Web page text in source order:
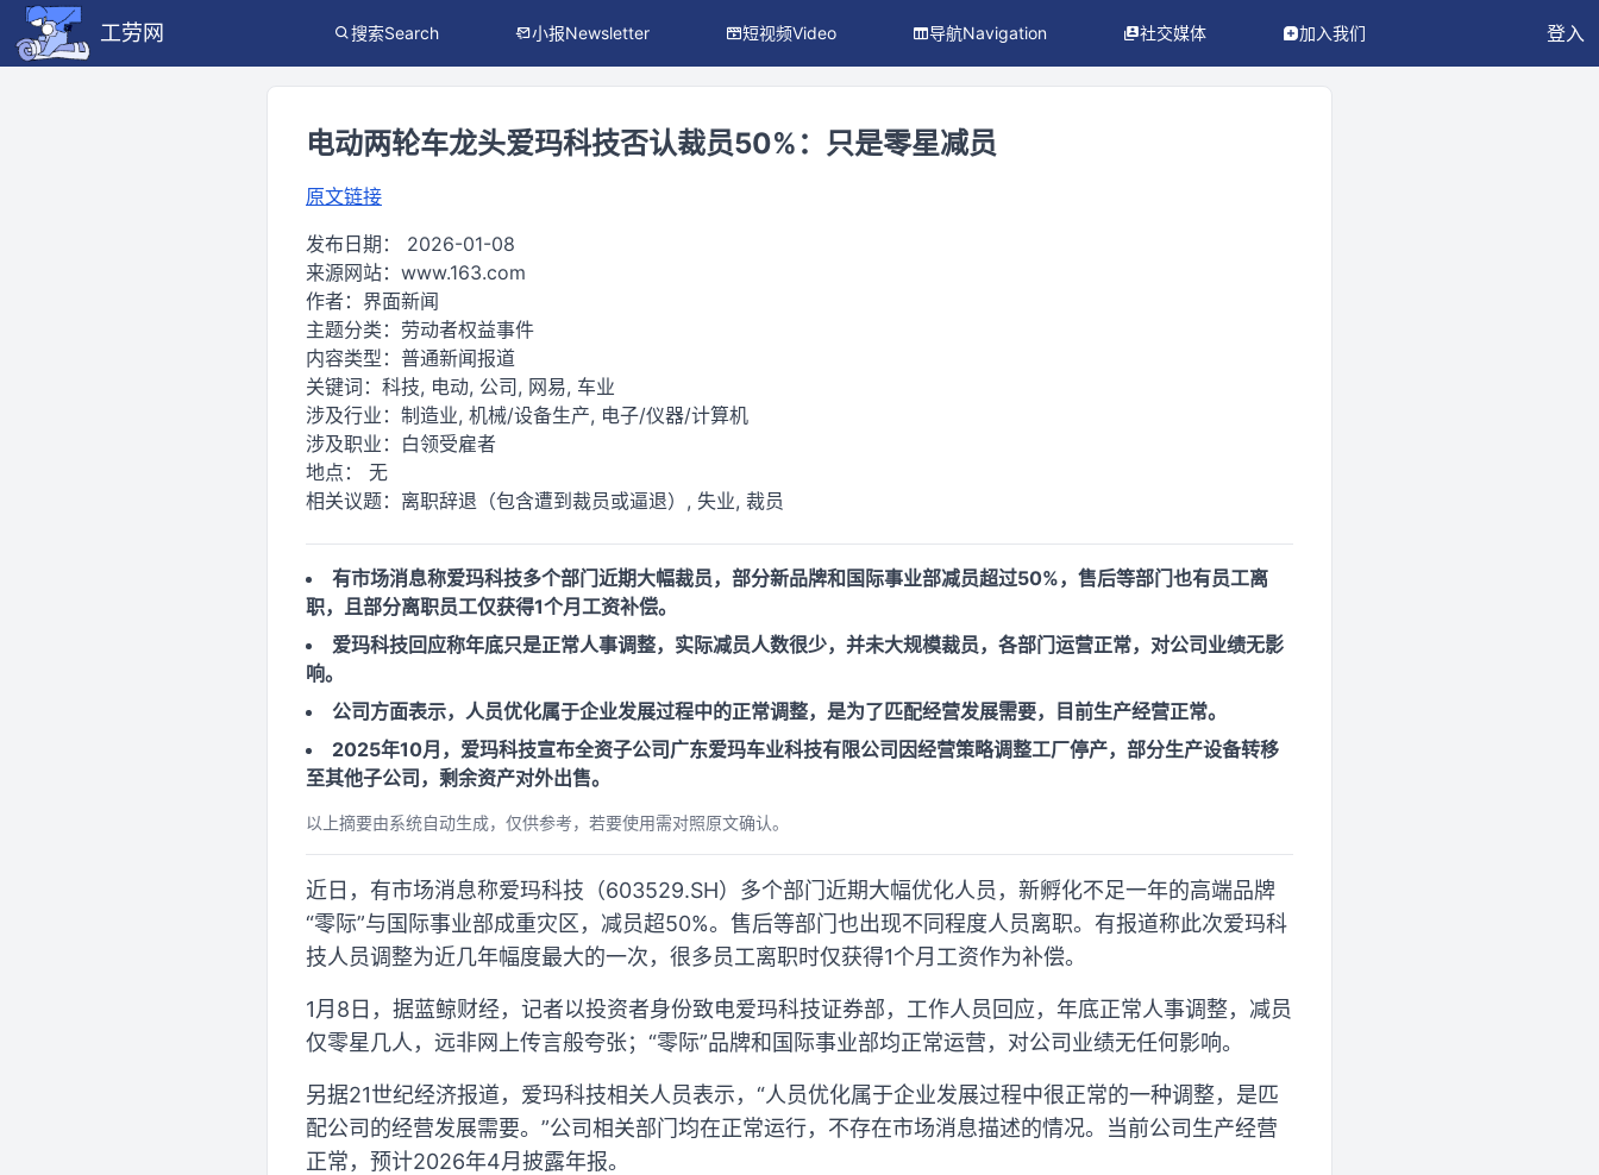
工劳网 搜索Search 小报Newsletter 短视频Video 导航Navigation 社交媒体 加入我们 登入
电动两轮车龙头爱玛科技否认裁员50%：只是零星减员
原文链接
发布日期： 2026-01-08
来源网站： www.163.com
作者： 界面新闻
主题分类： 劳动者权益事件
内容类型： 普通新闻报道
关键词： 科技, 电动, 公司, 网易, 车业
涉及行业： 制造业, 机械/设备生产, 电子/仪器/计算机
涉及职业： 白领受雇者
地点： 无
相关议题： 离职辞退（包含遭到裁员或逼退）, 失业, 裁员
有市场消息称爱玛科技多个部门近期大幅裁员，部分新品牌和国际事业部减员超过50%，售后等部门也有员工离
职，且部分离职员工仅获得1个月工资补偿。
爱玛科技回应称年底只是正常人事调整，实际减员人数很少，并未大规模裁员，各部门运营正常，对公司业绩无影
响。
公司方面表示，人员优化属于企业发展过程中的正常调整，是为了匹配经营发展需要，目前生产经营正常。
2025年10月，爱玛科技宣布全资子公司广东爱玛车业科技有限公司因经营策略调整工厂停产，部分生产设备转移
至其他子公司，剩余资产对外出售。
以上摘要由系统自动生成，仅供参考，若要使用需对照原文确认。
近日，有市场消息称爱玛科技（603529.SH）多个部门近期大幅优化人员，新孵化不足一年的高端品牌
“零际”与国际事业部成重灾区，减员超50%。售后等部门也出现不同程度人员离职。有报道称此次爱玛科
技人员调整为近几年幅度最大的一次，很多员工离职时仅获得1个月工资作为补偿。
1月8日，据蓝鲸财经，记者以投资者身份致电爱玛科技证券部，工作人员回应，年底正常人事调整，减员
仅零星几人，远非网上传言般夸张；“零际”品牌和国际事业部均正常运营，对公司业绩无任何影响。
另据21世纪经济报道，爱玛科技相关人员表示，“人员优化属于企业发展过程中很正常的一种调整，是匹
配公司的经营发展需要。”公司相关部门均在正常运行，不存在市场消息描述的情况。当前公司生产经营
正常，预计2026年4月披露年报。